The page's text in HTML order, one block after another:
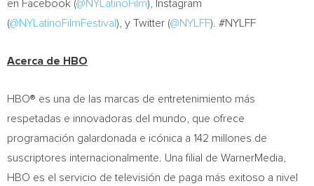
en Facebook (@NYLatinoFilm), Instagram
(@NYLatinoFilmFestival ), y Twitter (@NYLFF). #NYLFF
Acerca de HBO
HBO® es una de las marcas de entretenimiento más
respetadas e innovadoras del mundo, que ofrece
programación galardonada e icónica a 142 millones de
suscriptores internacionalmente. Una filial de WarnerMedia,
HBO es el servicio de televisión de paga más exitoso a nivel